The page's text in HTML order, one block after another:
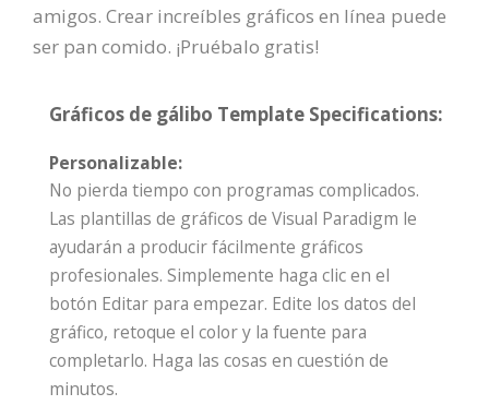
amigos. Crear increíbles gráficos en línea puede
ser pan comido. ¡Pruébalo gratis!
Gráficos de gálibo Template Specifications:
Personalizable:
No pierda tiempo con programas complicados.
Las plantillas de gráficos de Visual Paradigm le
ayudarán a producir fácilmente gráficos
profesionales. Simplemente haga clic en el
botón Editar para empezar. Edite los datos del
gráfico, retoque el color y la fuente para
completarlo. Haga las cosas en cuestión de
minutos.